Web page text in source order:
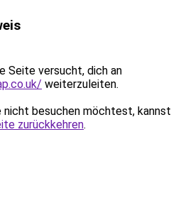
Seite versucht, dich an
weiterzuleiten.
nicht besuchen möchtest, kannst
zurückkehren.